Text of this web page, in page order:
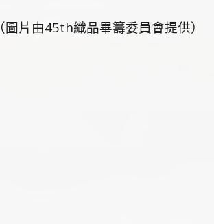
（圖片由45th織品畢籌委員會提供）